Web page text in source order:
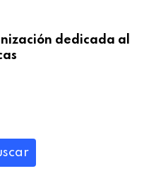
dedicada al